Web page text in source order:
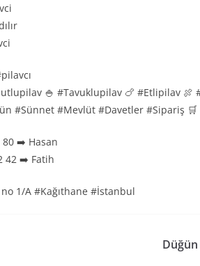
🍚 #Tavuklupilav 🍗 #Etlipilav 🍖
#Sünnet #Mevlüt #Davetler #Sipariş 🛒
80 ➡️ Hasan
42 ➡️ Fatih
1/A #Kağıthane #İstanbul
Düğün